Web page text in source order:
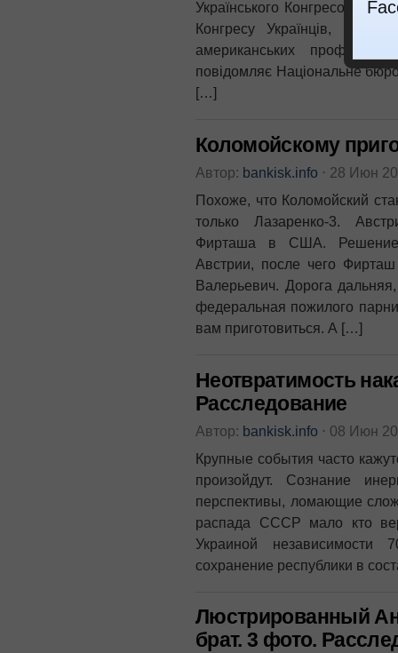
Українського Конгресового
Конгресу Українців,
американських
повідомляє Національне
[…]
Коломойскому
Автор: bankisk.info ⋅ 28 Июн
Похоже, что Коломойский
только Лазаренко-3.
Фирташа в США. Решение
Австрии, после чего
Валерьевич. Дорога
федеральная пожилого
вам приготовиться. А […]
Неотвратимость
Расследование
Автор: bankisk.info ⋅ 08 Июн
Крупные события часто
произойдут. Сознание
перспективы, ломающие
распада СССР мало кто
Украиной
сохранение республики в
Люстрированный
брат. 3 фото.